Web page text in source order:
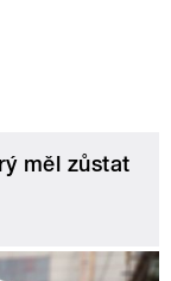
měl zůstat